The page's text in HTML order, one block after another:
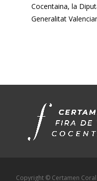
Cocentaina, la
Generalitat
Copyright © Certamen